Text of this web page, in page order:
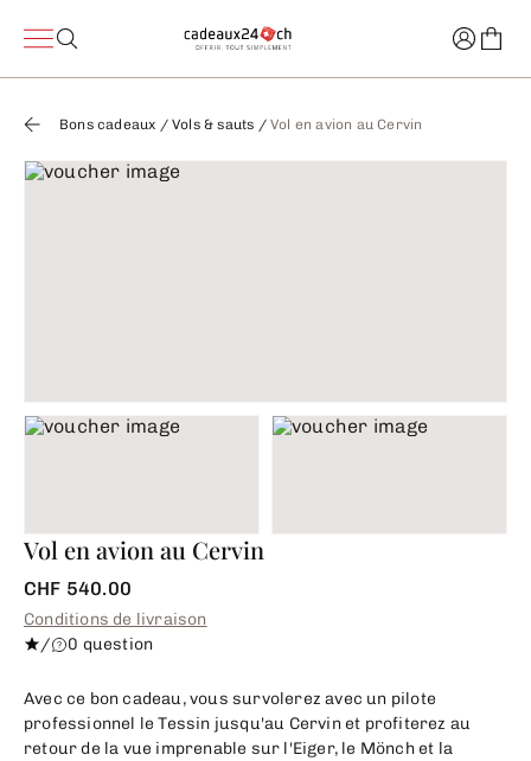
Bons cadeaux /Vols & sauts /Vol en avion au Cervin
Vol en avion au Cervin
CHF 540.00
Conditions de livraison
/
0 question
Avec ce bon cadeau, vous survolerez avec un pilote
professionnel le Tessin jusqu'au Cervin et profiterez au
retour de la vue imprenable sur l'Eiger, le Mönch et la